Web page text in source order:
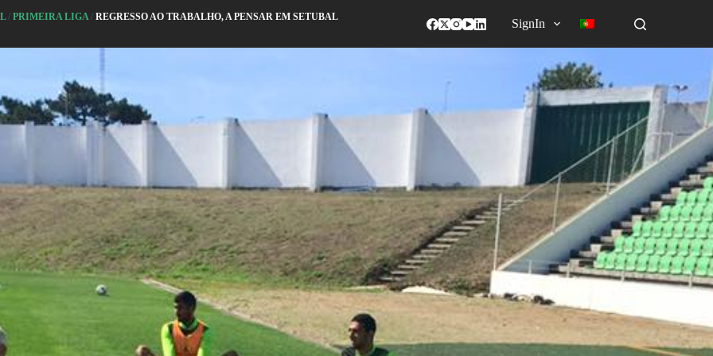
/PRIMEIRA LIGA /REGRESSO AO TRABALHO, A PENSAR EM SETUBAL
SignIn